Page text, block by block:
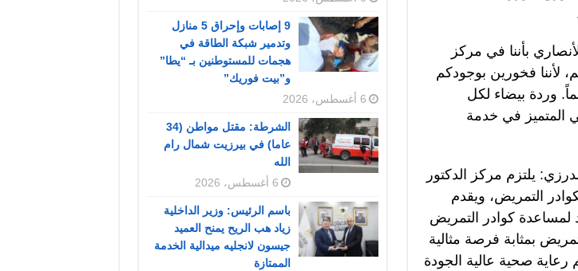
بأننا في مركز
لأننا فخورين بوجودكم
وردة بيضاء لكل
المتميز في خدمة
يلتزم مركز الدكتور
التمريض، ويقدم
لمساعدة كوادر التمريض
بمثابة فرصة مثالية
رعاية صحية عالية الجودة
9 إصابات وإحراق 5 منازل
وتدمير شبكة الطاقة في
هجمات للمستوطنين بـ “يطا”
و”بيت فوريك”
6 أغسطس، 2026
الشرطة: مقتل مواطن (34
عاما) في بيرزيت شمال رام
الله
6 أغسطس، 2026
باسم الرئيس: وزير الداخلية
زياد هب الريح يمنح العميد
جيسون لانجليه ميدالية الخدمة
الممتازة